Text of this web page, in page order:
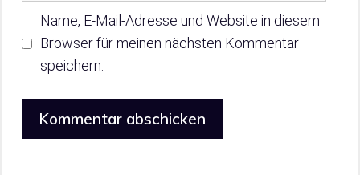
Name, E-Mail-Adresse und Website in diesem
Browser für meinen nächsten Kommentar
speichern.